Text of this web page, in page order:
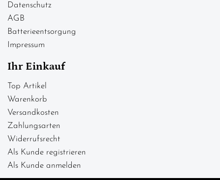
Datenschutz
AGB
Batterieentsorgung
Impressum
Ihr Einkauf
Top Artikel
Warenkorb
Versandkosten
Zahlungsarten
Widerrufsrecht
Als Kunde registrieren
Als Kunde anmelden